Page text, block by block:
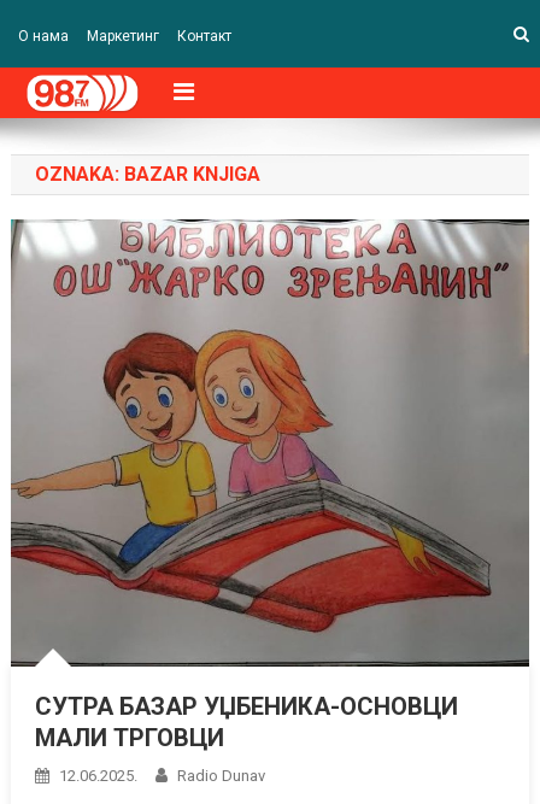
О нама Маркетинг Контакт
OZNAKA: BAZAR KNJIGA
СУТРА БАЗАР УЏБЕНИКА-ОСНОВЦИ
МАЛИ ТРГОВЦИ
12.06.2025. Radio Dunav